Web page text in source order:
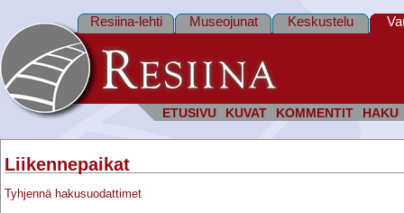
ETUSIVU KUVAT KOMMENTIT HAKU
Resiina-lehti Museojunat Keskustelu
Liikennepaikat
Tyhjennä hakusuodattimet